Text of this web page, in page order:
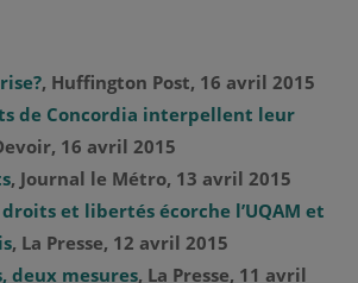
, Huffington Post, 16 avril 2015
de Concordia interpellent leur
16 avril 2015
, Journal le Métro, 13 avril 2015
droits et libertés écorche l’UQAM et
, La Presse, 12 avril 2015
deux mesures, La Presse, 11 avril